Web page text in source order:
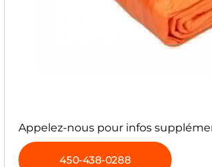
Appelez-nous pour infos
450-438-0288